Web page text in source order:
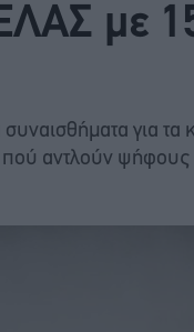
με
συναισθήματα για
αντλούν ψήφους